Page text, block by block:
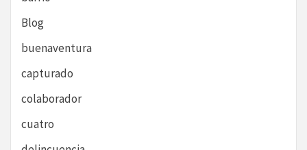
Blog
buenaventura
capturado
colaborador
cuatro